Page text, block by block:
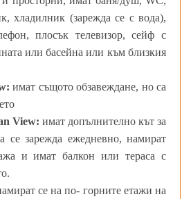
хладилник (зарежда се с вода),
плосък телевизор, сейф с
или басейна или към близкия
имат същото обзавеждане, но са
View: имат допълнително кът за
се зарежда ежедневно, намират
и имат балкон или тераса с
се на по- горните етажи на